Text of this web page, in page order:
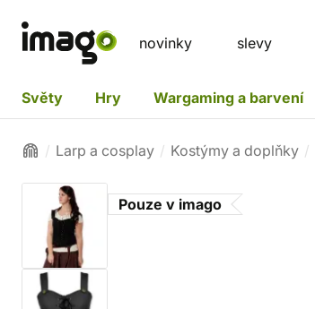
novinky slevy
Světy Hry Wargaming a barvení
Larp a cosplay Kostýmy a doplňky
Pouze v imago